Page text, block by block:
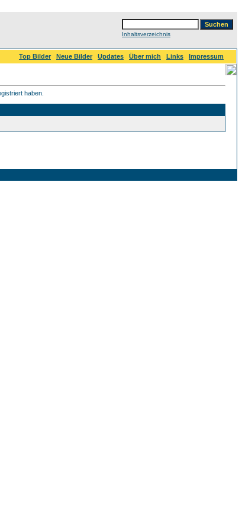
Inhaltsverzeichnis
Top Bilder Neue Bilder Updates Über mich Links
Impressum
haben.